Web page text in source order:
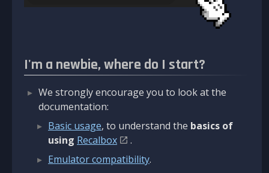
I'm a newbie, where do I start?
We strongly encourage you to look at the
documentation:
Basic usage, to understand the basics of
using Recalbox
.
Emulator compatibility.